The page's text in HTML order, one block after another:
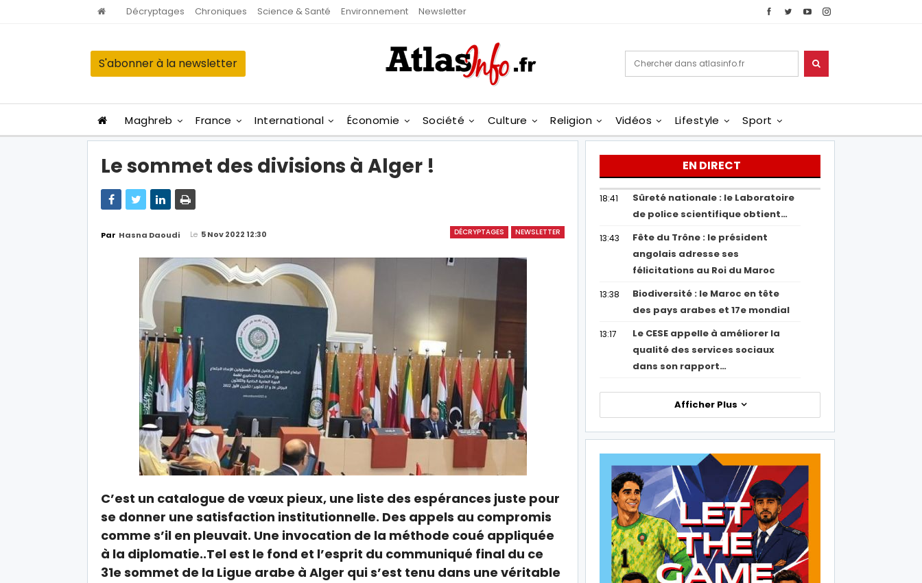
Décryptages Chroniques Science & Santé Environnement Newsletter
S'abonner à la newsletter
Maghreb France International Économie Société Culture Religion Vidéos Lifestyle Sport
Le sommet des divisions à Alger !
DÉCRYPTAGES NEWSLETTER
Par Hasna Daoudi Le 5 Nov 2022 12:30
C’est un catalogue de vœux pieux, une liste des espérances juste pour
se donner une satisfaction institutionnelle. Des appels au compromis
comme s’il en pleuvait. Une invocation de la méthode coué appliquée
à la diplomatie..Tel est le fond et l’esprit du communiqué final du ce
31e sommet de la Ligue arabe à Alger qui s’est tenu dans une véritable
EN DIRECT
18:41
Sûreté nationale : le Laboratoire
de police scientifique obtient…
13:43
Fête du Trône : le président
angolais adresse ses
félicitations au Roi du Maroc
13:38
Biodiversité : le Maroc en tête
des pays arabes et 17e mondial
13:17
Le CESE appelle à améliorer la
qualité des services sociaux
dans son rapport…
Afficher Plus